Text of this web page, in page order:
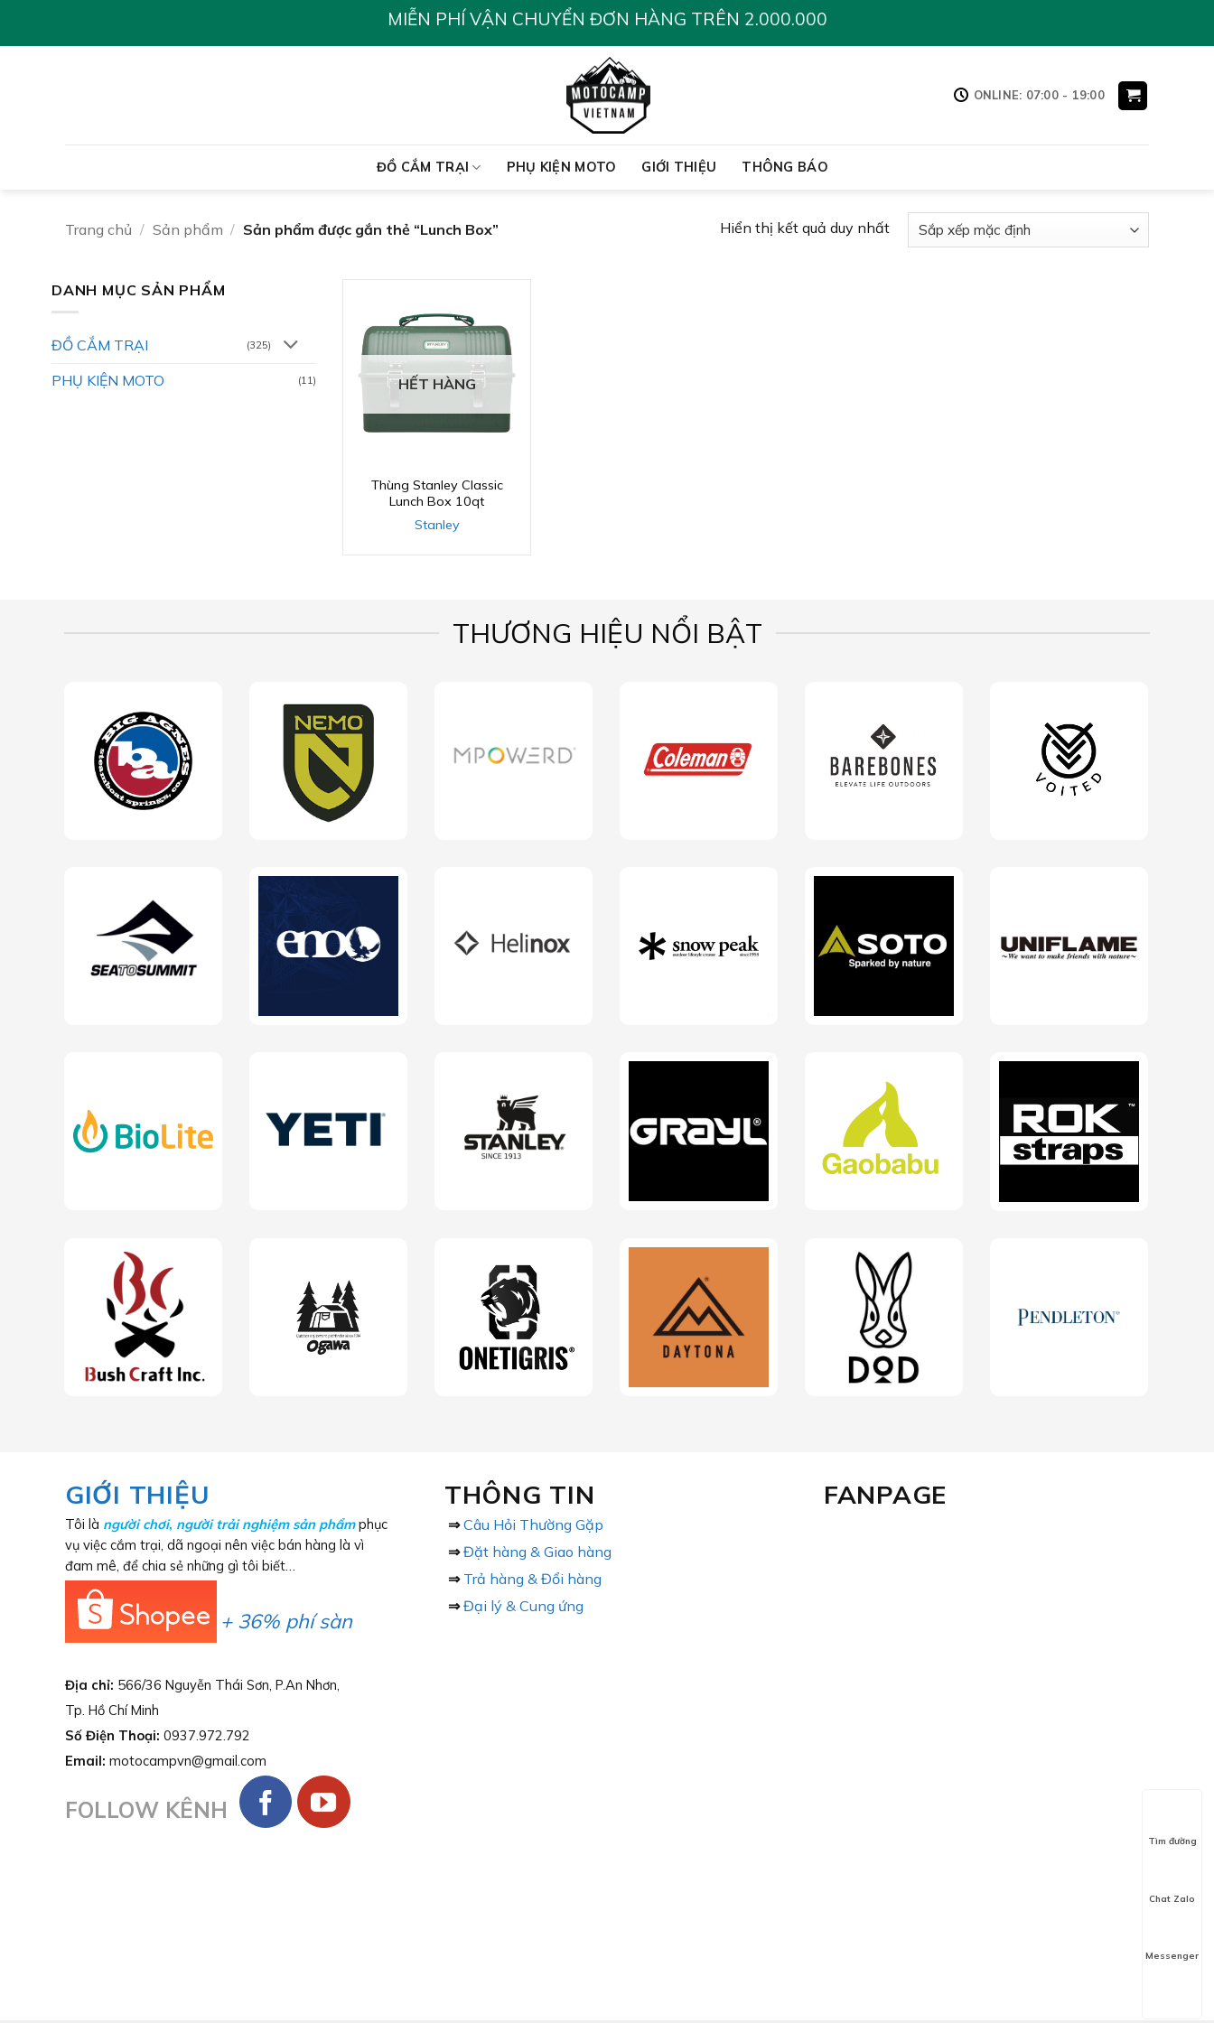
MIỄN PHÍ VẬN CHUYỂN ĐƠN HÀNG TRÊN 2.000.000
ONLINE: 07:00 - 19:00
ĐỒ CẮM TRẠI PHỤ KIỆN MOTO GIỚI THIỆU THÔNG BÁO
Trang chủ / Sản phẩm / Sản phẩm được gắn thẻ “Lunch Box” Hiển thị kết quả duy nhất
DANH MỤC SẢN PHẨM
ĐỒ CẮM TRẠI (325)
PHỤ KIỆN MOTO (11) HẾT HÀNG
Thùng Stanley Classic
Lunch Box 10qt
Stanley
THƯƠNG HIỆU NỔI BẬT
GIỚI THIỆU
Tôi là người chơi, người trải nghiệm sản phẩmphục
vụ việc cắm trại, dã ngoại nên việc bán hàng là vì
đam mê, để chia sẻ những gì tôi biết…
+ 36% phí sàn
Địa chỉ: 566/36 Nguyễn Thái Sơn, P.An Nhơn,
Tp. Hồ Chí Minh
Số Điện Thoại: 0937.972.792
Email: motocampvn@gmail.com
FOLLOW KÊNH
THÔNG TIN
⇒ Câu Hỏi Thường Gặp
⇒ Đặt hàng & Giao hàng
⇒ Trả hàng & Đổi hàng
⇒ Đại lý & Cung ứng
FANPAGE
Tìm đường
Chat Zalo
Messenger